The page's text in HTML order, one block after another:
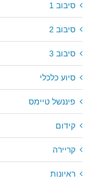
סיבוב 1
סיבוב 2
סיבוב 3
סיוע כלכלי
פיננשל טיימס
קידום
קריירה
ראיונות